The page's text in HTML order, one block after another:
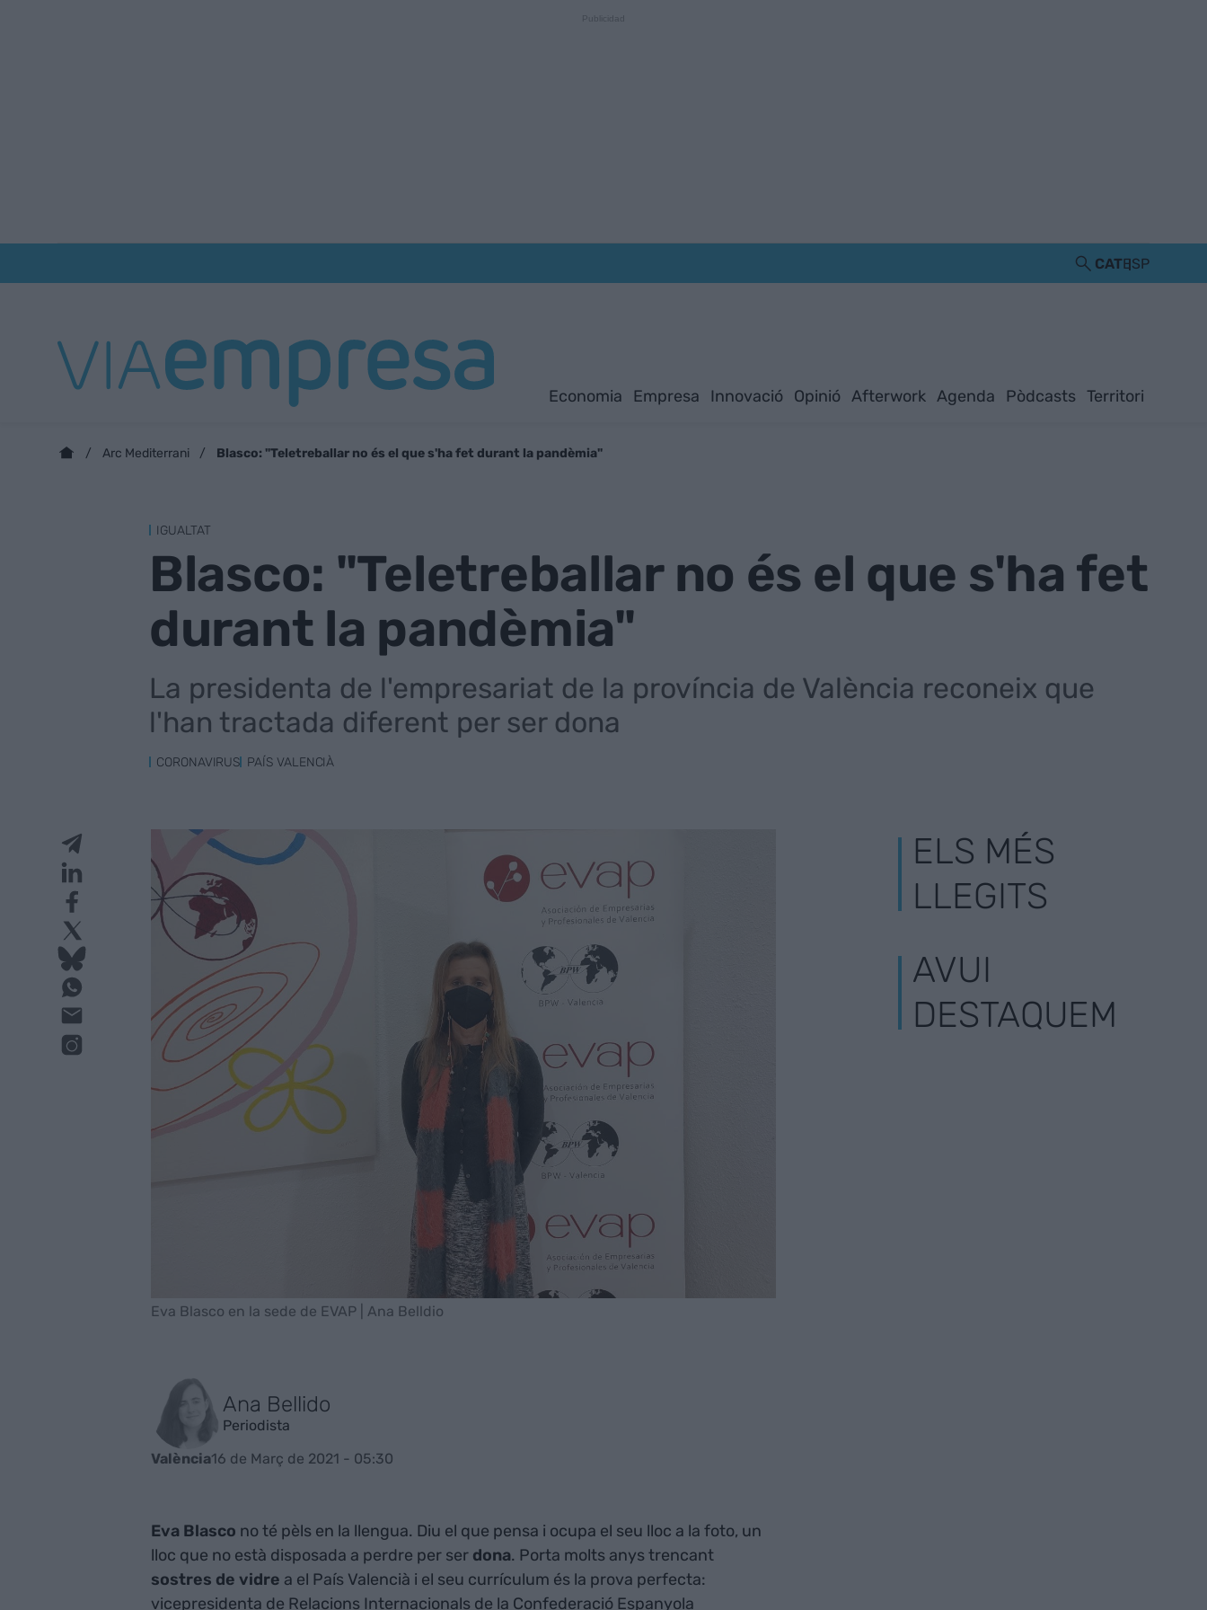
CATESP
Economia Empresa Innovació Opinió Afterwork Agenda Pòdcasts Territori
Arc Mediterrani Blasco: "Teletreballar no és el que s'ha fet durant la pandèmia"
IGUALTAT
Blasco: "Teletreballar no és el que s'ha fet
durant la pandèmia"
La presidenta de l'empresariat de la província de València reconeix que
l'han tractada diferent per ser dona
CORONAVIRUS PAÍS VALENCIÀ
Eva Blasco en la sede de EVAP | Ana Belldio
Ana Bellido
Periodista
València16 de Març de 2021 - 05:30
Eva Blasco no té pèls en la llengua. Diu el que pensa i ocupa el seu lloc a la foto, un
lloc que no està disposada a perdre per ser dona. Porta molts anys trencant
sostres de vidre a el País Valencià i el seu currículum és la prova perfecta:
vicepresidenta de Relacions Internacionals de la Confederació Espanyola
ELS MÉS
LLEGITS
AVUI
DESTAQUEM